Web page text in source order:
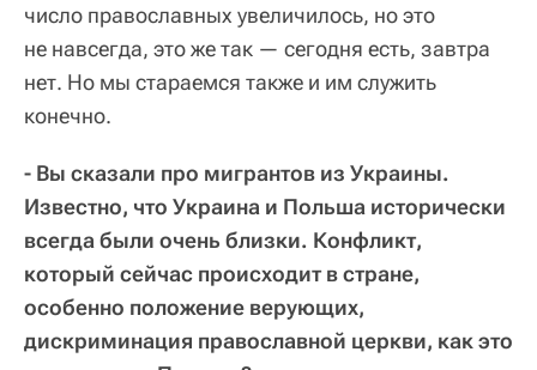
число православных увеличилось, но это
не навсегда, это же так — сегодня есть, завтра
нет. Но мы стараемся также и им служить
конечно.
- Вы сказали про мигрантов из Украины.
Известно, что Украина и Польша исторически
всегда были очень близки. Конфликт,
который сейчас происходит в стране,
особенно положение верующих,
дискриминация православной церкви, как это